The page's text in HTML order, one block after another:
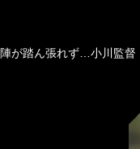
が踏ん張れず…小川監督